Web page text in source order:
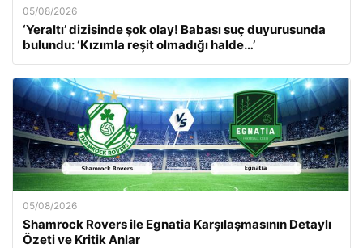
05/08/2026
‘Yeraltı’ dizisinde şok olay! Babası suç duyurusunda
bulundu: ‘Kızımla reşit olmadığı halde…’
05/08/2026
Shamrock Rovers ile Egnatia Karşılaşmasının Detaylı
Özeti ve Kritik Anlar